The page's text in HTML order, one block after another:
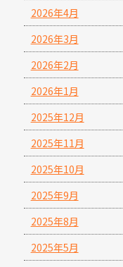
2026年4月
2026年3月
2026年2月
2026年1月
2025年12月
2025年11月
2025年10月
2025年9月
2025年8月
2025年5月